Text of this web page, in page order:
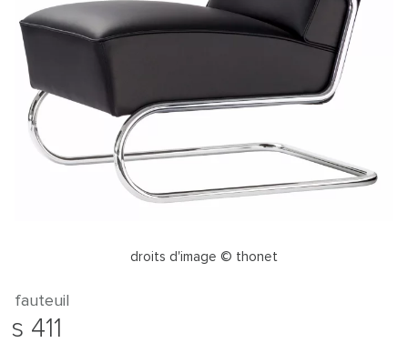
droits d'image © thonet
fauteuil
s 411